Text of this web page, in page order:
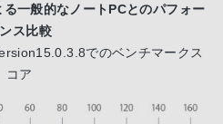
一般的なノートPCとのパフォー
ス比較
でのベンチマークス
コア